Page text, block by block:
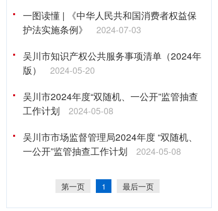
一图读懂 | 《中华人民共和国消费者权益保
护法实施条例》
2024-07-03
吴川市知识产权公共服务事项清单（2024年
版）
2024-05-20
吴川市2024年度“双随机、一公开”监管抽查
工作计划
2024-05-08
吴川市市场监督管理局2024年度 “双随机、
一公开”监管抽查工作计划
2024-05-08
第一页 1 最后一页